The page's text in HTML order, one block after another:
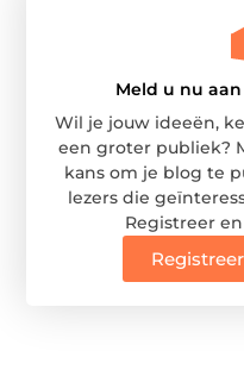
Meld u nu
Wil je jouw ideeën,
een groter publiek?
kans om je blog te
lezers die
Registreer